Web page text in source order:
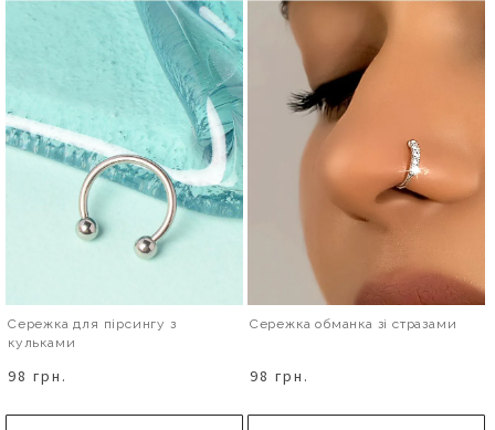
Сережка для пірсингу з
кульками
98 грн.
Сережка обманка зі стразами
98 грн.